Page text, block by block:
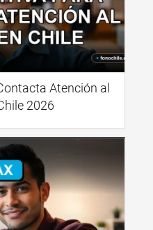
Atención al
2026